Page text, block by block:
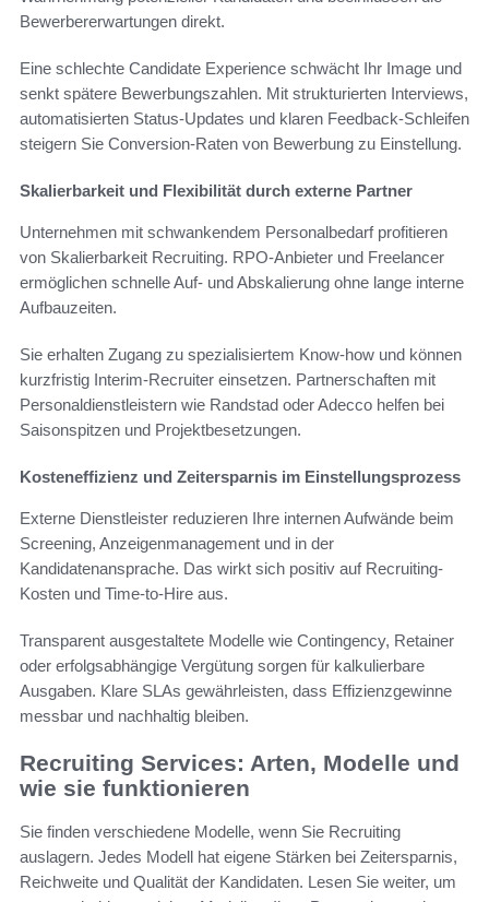
Bewerbererwartungen direkt.
Eine schlechte Candidate Experience schwächt Ihr Image und
senkt spätere Bewerbungszahlen. Mit strukturierten Interviews,
automatisierten Status-Updates und klaren Feedback-Schleifen
steigern Sie Conversion-Raten von Bewerbung zu Einstellung.
Skalierbarkeit und Flexibilität durch externe Partner
Unternehmen mit schwankendem Personalbedarf profitieren
von Skalierbarkeit Recruiting. RPO-Anbieter und Freelancer
ermöglichen schnelle Auf- und Abskalierung ohne lange interne
Aufbauzeiten.
Sie erhalten Zugang zu spezialisiertem Know-how und können
kurzfristig Interim-Recruiter einsetzen. Partnerschaften mit
Personaldienstleistern wie Randstad oder Adecco helfen bei
Saisonspitzen und Projektbesetzungen.
Kosteneffizienz und Zeitersparnis im Einstellungsprozess
Externe Dienstleister reduzieren Ihre internen Aufwände beim
Screening, Anzeigenmanagement und in der
Kandidatenansprache. Das wirkt sich positiv auf Recruiting-
Kosten und Time-to-Hire aus.
Transparent ausgestaltete Modelle wie Contingency, Retainer
oder erfolgsabhängige Vergütung sorgen für kalkulierbare
Ausgaben. Klare SLAs gewährleisten, dass Effizienzgewinne
messbar und nachhaltig bleiben.
Recruiting Services: Arten, Modelle und
wie sie funktionieren
Sie finden verschiedene Modelle, wenn Sie Recruiting
auslagern. Jedes Modell hat eigene Stärken bei Zeitersparnis,
Reichweite und Qualität der Kandidaten. Lesen Sie weiter, um